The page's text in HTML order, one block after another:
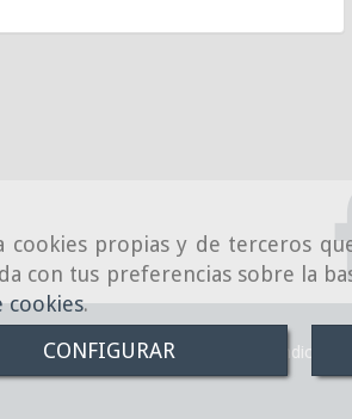
cookies propias y de terceros
con tus preferencias sobre la
cookies.
CONFIGURAR
Legal Política de cookies